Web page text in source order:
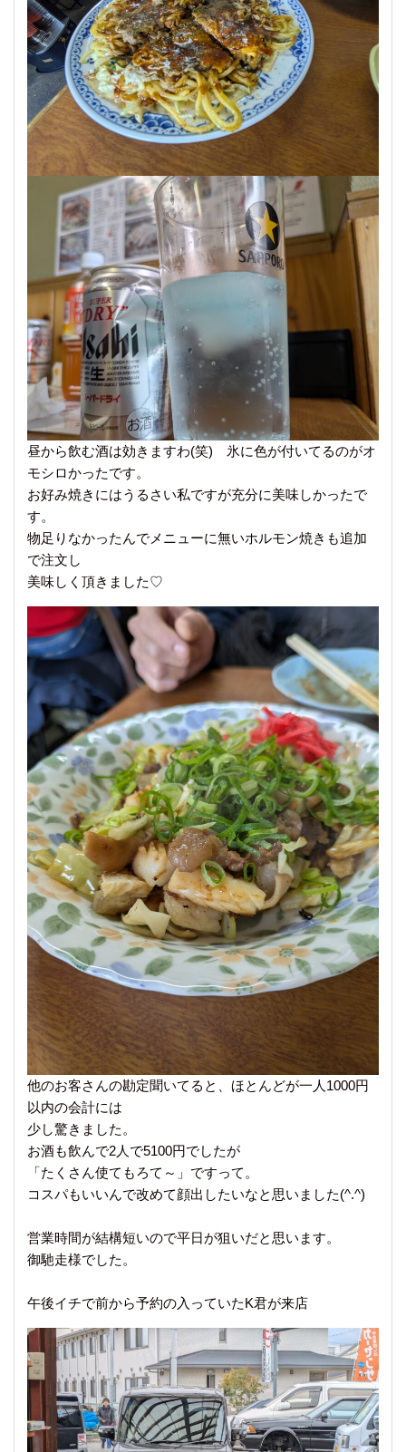
昼から飲む酒は効きますわ(笑) 氷に色が付いてるのがオ
モシロかったです。
お好み焼きにはうるさい私ですが充分に美味しかったで
す。
物足りなかったんでメニューに無いホルモン焼きも追加
で注文し
美味しく頂きました♡
他のお客さんの勘定聞いてると、ほとんどが一人1000円
以内の会計には
少し驚きました。
お酒も飲んで2人で5100円でしたが
「たくさん使てもろて～」ですって。
コスパもいいんで改めて顔出したいなと思いました(^.^)
営業時間が結構短いので平日が狙いだと思います。
御馳走様でした。
午後イチで前から予約の入っていたK君が来店